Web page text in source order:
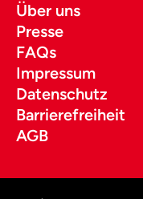
Über uns
Presse
FAQs
Impressum
Datenschutz
Barrierefreiheit
AGB